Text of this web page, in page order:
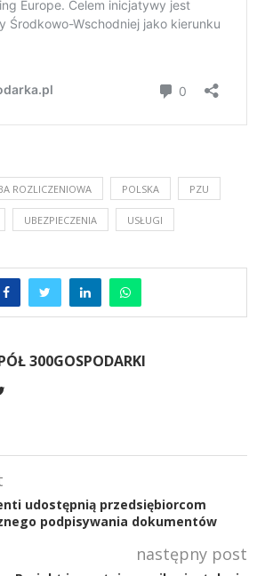
ROZLICZENIOWA POLSKA PZU
UBEZPIECZENIA USŁUGI
300GOSPODARKI
udostępnią przedsiębiorcom
podpisywania dokumentów
następny post